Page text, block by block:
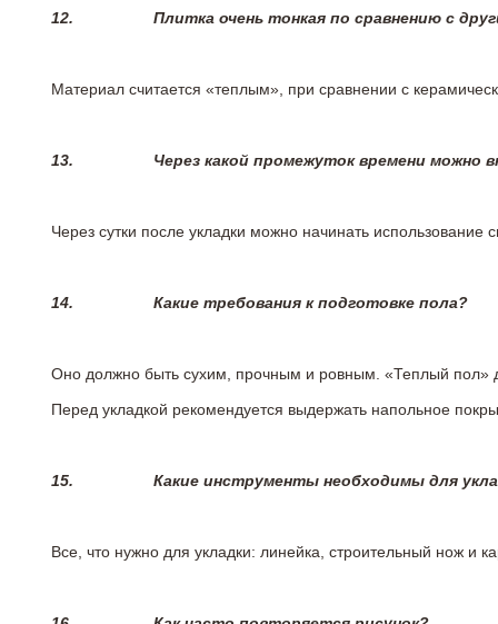
12. Плитка очень тонкая по сравнению с
Материал считается «теплым», при сравнении с
13. Через какой промежуток времени можно
Через сутки после укладки можно начинать
14. Какие требования к подготовке пола?
Оно должно быть сухим, прочным и ровным. «Теплый пол»
Перед укладкой рекомендуется выдержать напольное
15. Какие инструменты необходимы для
Все, что нужно для укладки: линейка, строительный нож и